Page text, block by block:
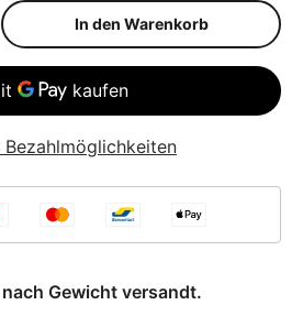
erhöhenIn den Warenkorb
Bezahlmöglichkeiten
Gewicht versandt.